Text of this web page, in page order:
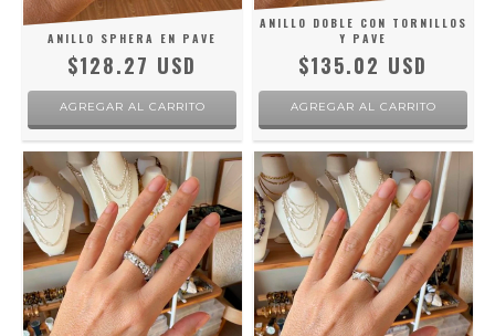
ANILLO SPHERA EN PAVE
$128.27 USD
AGREGAR AL CARRITO
ANILLO DOBLE CON TORNILLOS
Y PAVE
$135.02 USD
AGREGAR AL CARRITO